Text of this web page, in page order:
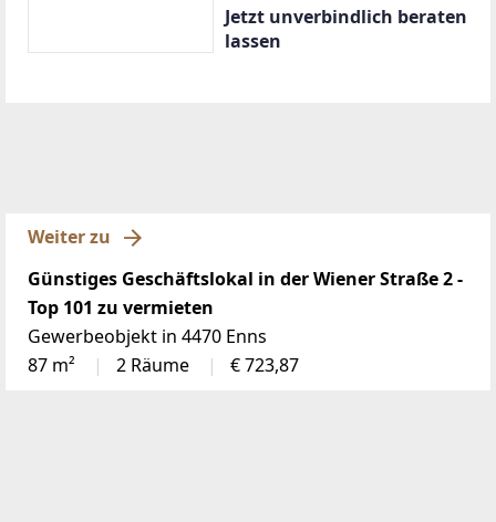
Jetzt unverbindlich beraten
lassen
Weiter zu
Günstiges Geschäftslokal in der Wiener Straße 2 -
Top 101 zu vermieten
Gewerbeobjekt in 4470 Enns
87 m²
2 Räume € 723,87